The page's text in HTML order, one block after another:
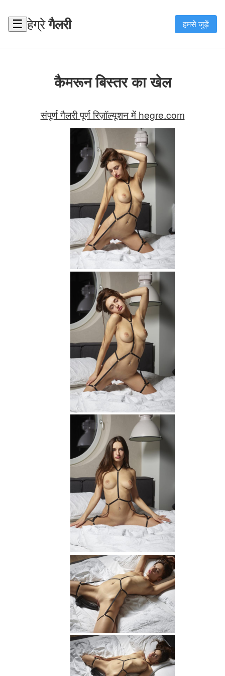
☰ हेग्रेगैलरी हमसे जुड़ें
कैमरून बिस्तर का खेल
संपूर्ण गैलरी पूर्ण रिज़ॉल्यूशन में hegre.com